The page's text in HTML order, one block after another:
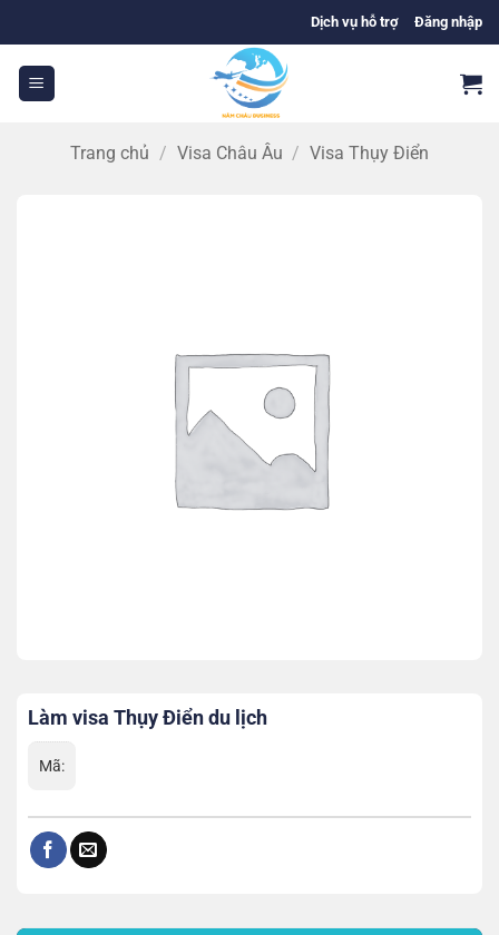
qua
nội
dung
Dịch vụ hỗ trợ Đăng nhập
Trang chủ / Visa Châu Âu / Visa Thụy Điển
Làm visa Thụy Điển du lịch
Mã: